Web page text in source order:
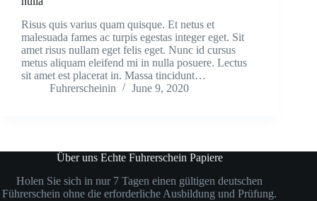
Risus quis varius quam quisque. Et netus et
malesuada fames ac turpis egestas integer eget. Sit
amet risus nullam eget felis eget. Nunc id cursus
metus aliquam eleifend mi in nulla posuere. Lectus
sit amet est placerat in. Massa tincidunt…
Fuhrerscheinin
June 9, 2020
Über uns Echte Fuhrerschein Papiere
Holen Sie sich in nur 7 Tagen einen gültigen deutschen
Führerschein ohne die erforderliche Ausbildung und Prüfung.